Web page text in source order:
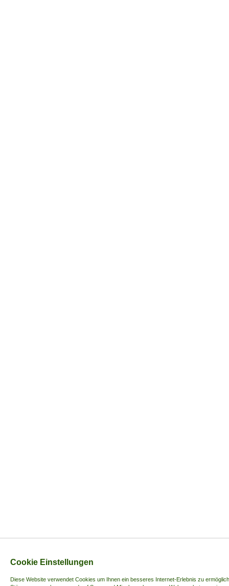
Cookie Einstellungen
Diese Website verwendet Cookies um Ihnen ein besseres Internet-Erlebnis zu